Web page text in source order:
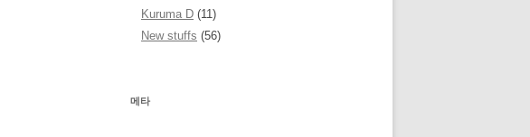
Kuruma D (11)
New stuffs (56)
메타